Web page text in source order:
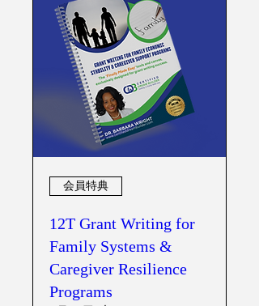
会員特典
12T Grant Writing for
Family Systems &
Caregiver Resilience
Programs